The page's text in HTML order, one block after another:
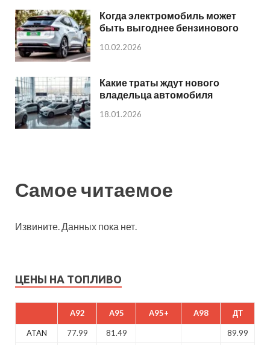
Когда электромобиль может
быть выгоднее бензинового
10.02.2026
Какие траты ждут нового
владельца автомобиля
18.01.2026
Самое читаемое
Извините. Данных пока нет.
ЦЕНЫ НА ТОПЛИВО
A92 A95 A95+ A98 ДТ
ATAN 77.99 81.49
89.99